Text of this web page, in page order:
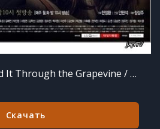
Ходят слухи / Heard It Through the Grapevine / Heard It as a Rumor / I Heard a Rumor 풍문으로 들었소 / Poongmooneuro De (30/30) (2015) HDTVRip 720р
Скачать